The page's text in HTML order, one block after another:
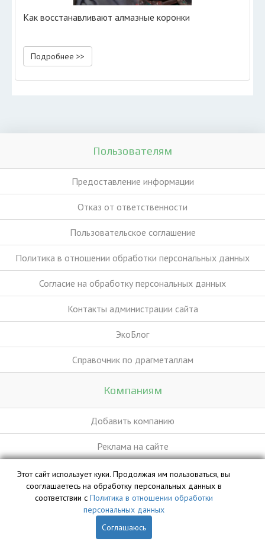
Как восстанавливают алмазные коронки
Подробнее >>
Пользователям
Предоставление информации
Отказ от ответственности
Пользовательское соглашение
Политика в отношении обработки персональных данных
Согласие на обработку персональных данных
Контакты администрации сайта
ЭкоБлог
Справочник по драгметаллам
Компаниям
Добавить компанию
Реклама на сайте
База данных сайта vyvoz.org является интеллектуальной
собственностью ООО «Профит» и охраняется законом.
Этот сайт использует куки. Продолжая им пользоваться, вы
сооглашаетесь на обработку персональных данных в
соответствии с Политика в отношении обработки
персональных данных
Соглашаюсь